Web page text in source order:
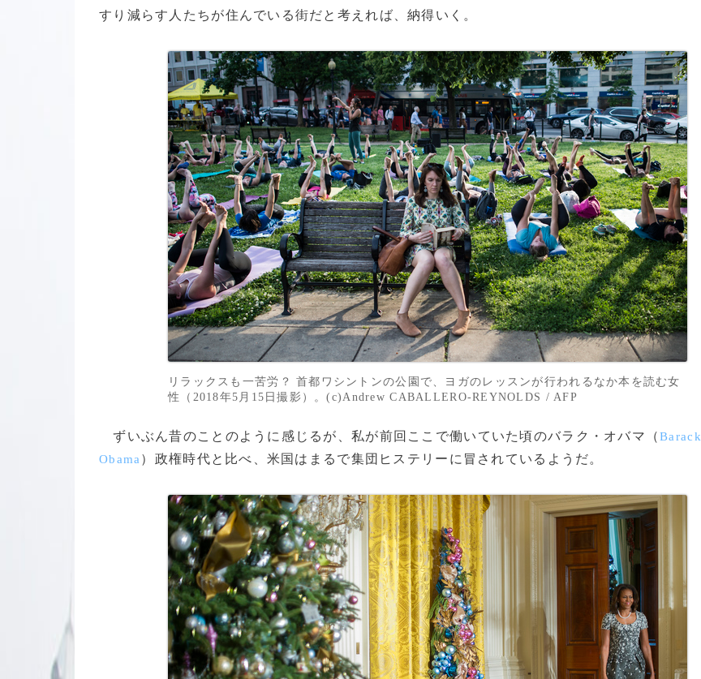
すり減らす人たちが住んでいる街だと考えれば、納得いく。
リラックスも一苦労？ 首都ワシントンの公園で、ヨガのレッスンが行われるなか本を読む女
性（2018年5月15日撮影）。(c)Andrew CABALLERO-REYNOLDS / AFP
ずいぶん昔のことのように感じるが、私が前回ここで働いていた頃のバラク・オバマ（Barack
Obama ）政権時代と比べ、米国はまるで集団ヒステリーに冒されているようだ。